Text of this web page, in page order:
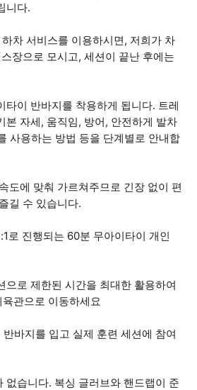
니다.
차 서비스를 이용하시면, 저희가 차
장으로 모시고, 세션이 끝난 후에는
타이 반바지를 착용하게 됩니다. 트레
본 자세, 움직임, 방어, 안전하게 발차
사용하는 방법 등을 단계별로 안내합
도에 맞춰 가르쳐주므로 긴장 없이 편
길 수 있습니다.
로 진행되는 60분 무아이타이 개인
으로 제한된 시간을 최대한 활용하여
관으로 이동하세요
바지를 입고 실제 훈련 세션에 참여
없습니다. 복싱 글러브와 핸드랩이 준